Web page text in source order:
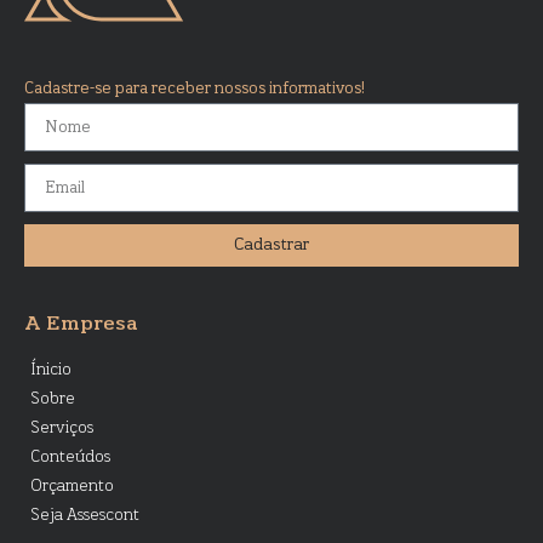
Cadastre-se para receber nossos informativos!
Cadastrar
A Empresa
Ínicio
Sobre
Serviços
Conteúdos
Orçamento
Seja Assescont